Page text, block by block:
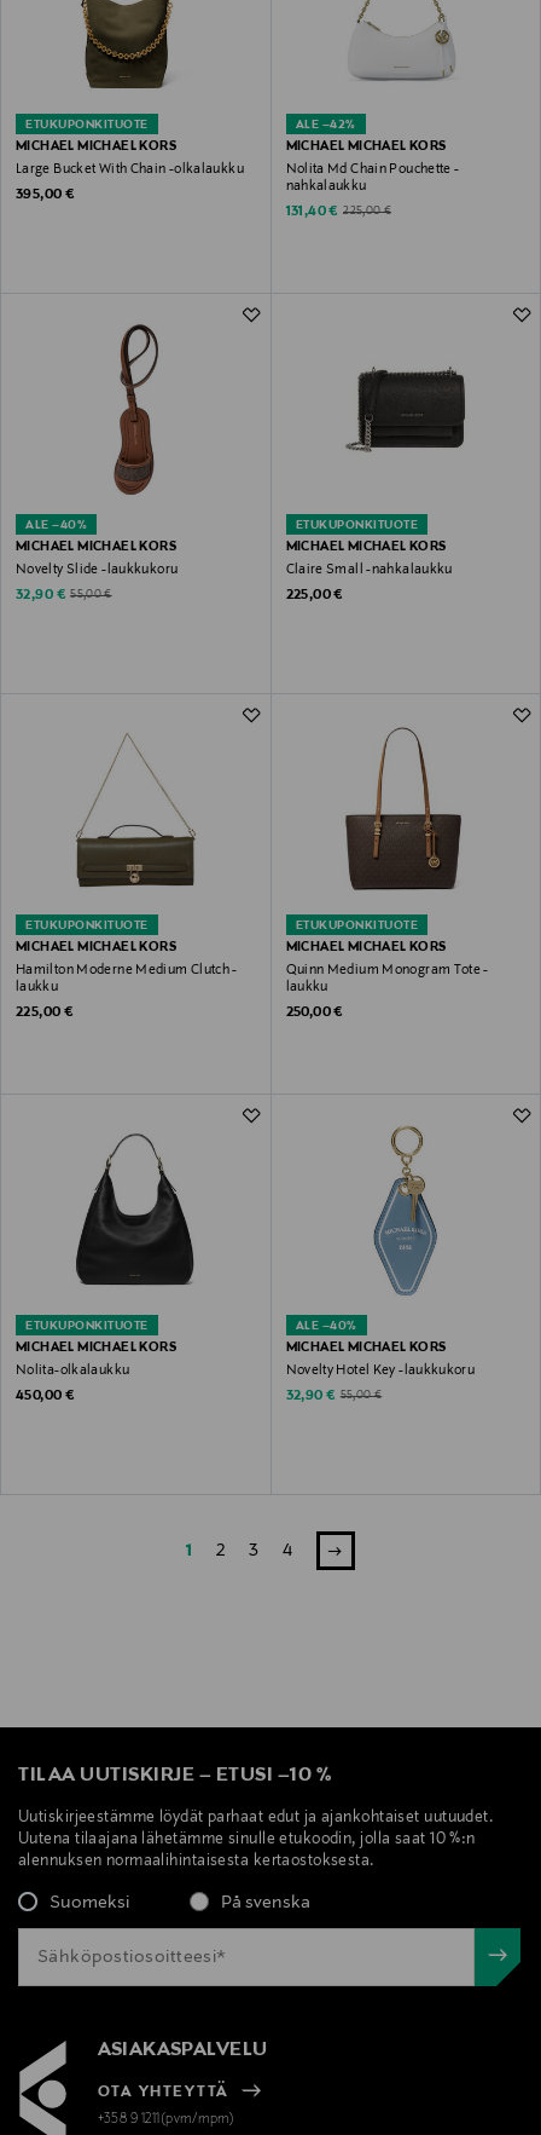
ETUKUPONKITUOTE
MICHAEL MICHAEL KORS
Large Bucket With Chain -olkalaukku
Original Price
395,00 €
ALE –42%
MICHAEL MICHAEL KORS
Nolita Md Chain Pouchette -
nahkalaukku
Discounted Price
131,40 € Original Price
225,00 €
ALE –40%
MICHAEL MICHAEL KORS
Novelty Slide -laukkukoru
Discounted Price
32,90 € Original Price
55,00 €
ETUKUPONKITUOTE
MICHAEL MICHAEL KORS
Claire Small -nahkalaukku
Original Price
225,00 €
ETUKUPONKITUOTE
MICHAEL MICHAEL KORS
Hamilton Moderne Medium Clutch -
laukku
Original Price
225,00 €
ETUKUPONKITUOTE
MICHAEL MICHAEL KORS
Quinn Medium Monogram Tote -
laukku
Original Price
250,00 €
ETUKUPONKITUOTE
MICHAEL MICHAEL KORS
Nolita-olkalaukku
Original Price
450,00 €
ALE –40%
MICHAEL MICHAEL KORS
Novelty Hotel Key -laukkukoru
Discounted Price
32,90 € Original Price
55,00 €
1 2 3 4
TILAA UUTISKIRJE – ETUSI –10 %
Uutiskirjeestämme löydät parhaat edut ja ajankohtaiset uutuudet.
Uutena tilaajana lähetämme sinulle etukoodin, jolla saat 10 %:n
alennuksen normaalihintaisesta kertaostoksesta.
Suomeksi På svenska
ASIAKASPALVELU
OTA YHTEYTTÄ
+358 9 1211(pvm/mpm)